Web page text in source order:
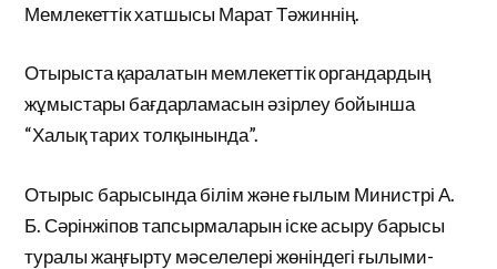
Мемлекеттік хатшысы Марат Тәжиннің.
Отырыста қаралатын мемлекеттік органдардың
жұмыстары бағдарламасын әзірлеу бойынша
“Халық тарих толқынында”.
Отырыс барысында білім және ғылым Министрі А.
Б. Сәрінжіпов тапсырмаларын іске асыру барысы
туралы жаңғырту мәселелері жөніндегі ғылыми-